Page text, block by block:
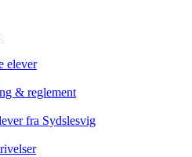
elever
& reglement
fra Sydslesvig